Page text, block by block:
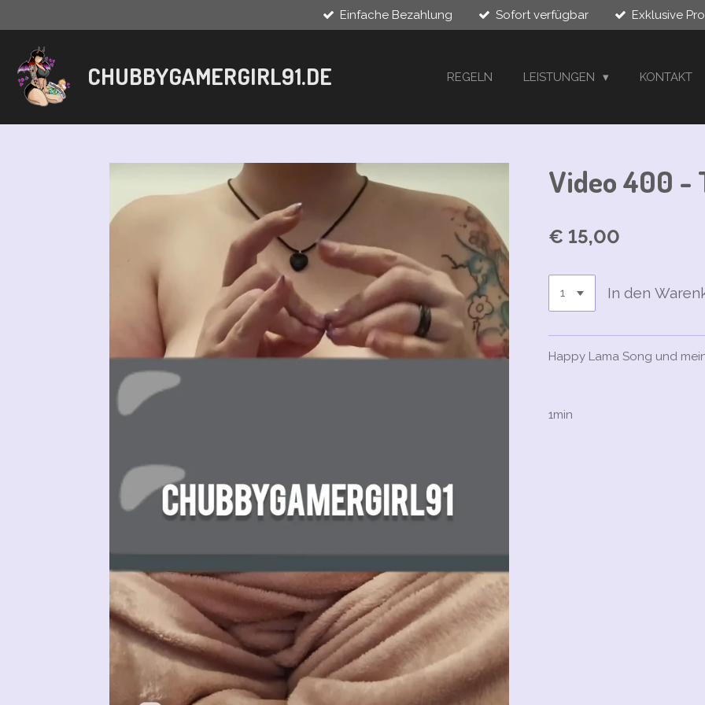
Hauptinhalt
springen
Einfache Bezahlung Sofort verfügbar Exklusive
CHUBBYGAMERGIRL91.DE REGELN LEISTUNGEN KONTAKT
Video 400 -
€ 15,00
In den
Happy Lama Song und
1min